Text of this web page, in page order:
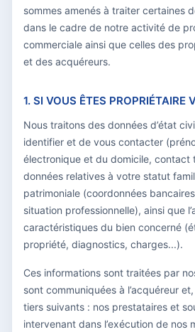
sommes amenés à traiter certaines
dans le cadre de notre activité de
commerciale ainsi que celles des
et des acquéreurs.
1. SI VOUS ÊTES PROPRIÉTAIRE
Nous traitons des données d’état
identifier et de vous contacter
électronique et du domicile, contact
données relatives à votre statut
patrimoniale (coordonnées
situation professionnelle), ainsi que
caractéristiques du bien concerné
propriété, diagnostics, charges...).
Ces informations sont traitées par
sont communiquées à l’acquéreur
tiers suivants : nos prestataires et
intervenant dans l’exécution de nos